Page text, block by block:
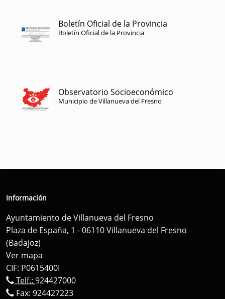
Boletín Oficial de la Provincia
Boletín Oficial de la Provincia
Observatorio Socioeconómico
Municipio de Villanueva del Fresno
Información
Ayuntamiento de Villanueva del Fresno
Plaza de España, 1 - 06110 Villanueva del Fresno
(Badajoz)
Ver mapa
CIF: P0615400I
Telf.: 924427000
Fax: 924427223